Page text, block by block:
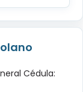
Cédula: